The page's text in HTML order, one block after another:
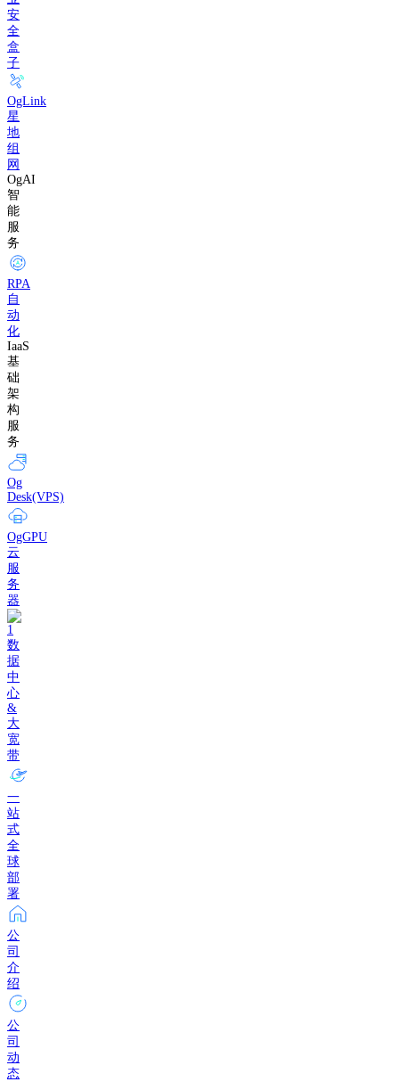
安
全
盒
子
OgLink
星
地
组
网
OgAI
智
能
服
务
RPA
自
动
化
IaaS
基
础
架
构
服
务
Og
Desk(VPS)
OgGPU
云
服
务
器
数
据
中
心
&
大
宽
带
一
站
式
全
球
部
署
公
司
介
绍
公
司
动
态